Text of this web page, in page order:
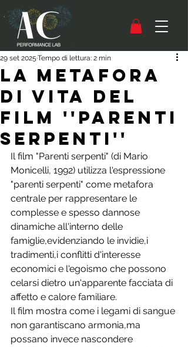
La metafora
di vita del
film ''Parenti
serpenti''
29 set 2025 Tempo di lettura: 2 min
Il film "Parenti serpenti" (di Mario
Monicelli, 1992) utilizza l'espressione
"parenti serpenti" come metafora
centrale per rappresentare le
complesse e spesso dannose
dinamiche all'interno delle
famiglie,evidenziando le invidie,i
tradimenti,i conflitti d'interesse
economici e l'egoismo che possono
celarsi dietro un'apparente facciata di
affetto e calore familiare.
Il film mostra come i legami di sangue
non garantiscano armonia,ma
possano invece nascondere